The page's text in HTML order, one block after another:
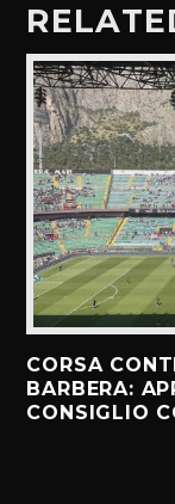
CORSA
BARBERA:
CONSIGLIO